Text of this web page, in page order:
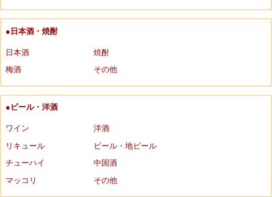
●日本酒・焼酎
日本酒
焼酎
梅酒
その他
●ビール・洋酒
ワイン
洋酒
リキュール
ビール・地ビール
チューハイ
中国酒
マッコリ
その他